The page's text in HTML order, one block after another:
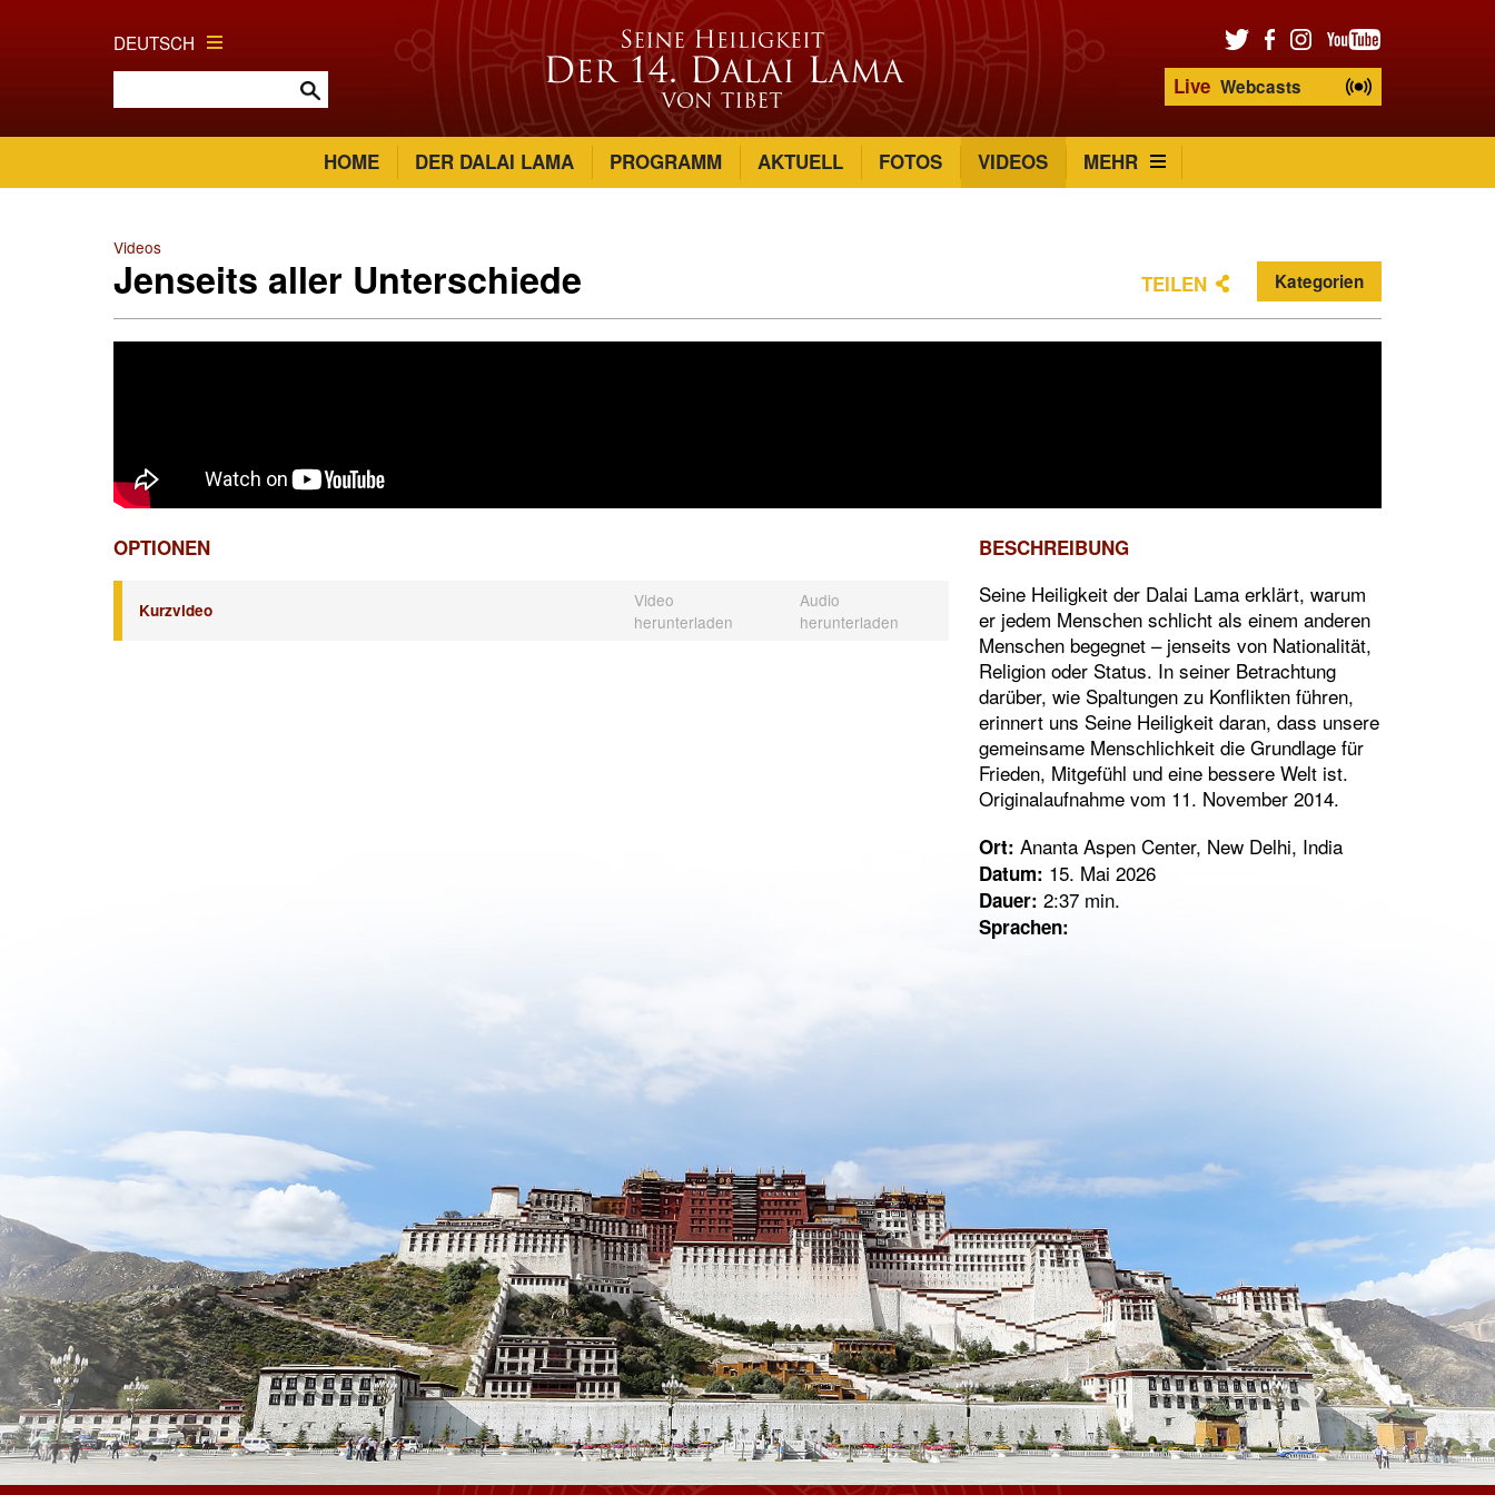
DEUTSCH
Live Webcasts
HOME DER DALAI LAMA PROGRAMM AKTUELL FOTOS VIDEOS MEHR
Videos
Jenseits aller Unterschiede TEILEN Kategorien
OPTIONEN
Kurzvideo
Video
herunterladen
Audio
herunterladen
BESCHREIBUNG
Seine Heiligkeit der Dalai Lama erklärt, warum
er jedem Menschen schlicht als einem anderen
Menschen begegnet – jenseits von Nationalität,
Religion oder Status. In seiner Betrachtung
darüber, wie Spaltungen zu Konflikten führen,
erinnert uns Seine Heiligkeit daran, dass unsere
gemeinsame Menschlichkeit die Grundlage für
Frieden, Mitgefühl und eine bessere Welt ist.
Originalaufnahme vom 11. November 2014.
Ort: Ananta Aspen Center, New Delhi, India
Datum: 15. Mai 2026
Dauer: 2:37 min.
Sprachen: